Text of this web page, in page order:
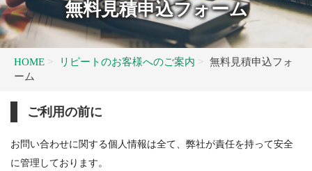
無料見積申込フォーム
HOME リピートのお客様へのご案内
無料見積申込フォ
ーム
ご利用の前に
お問い合わせに関する個人情報は全て、弊社が責任を持って安全
に管理しております。